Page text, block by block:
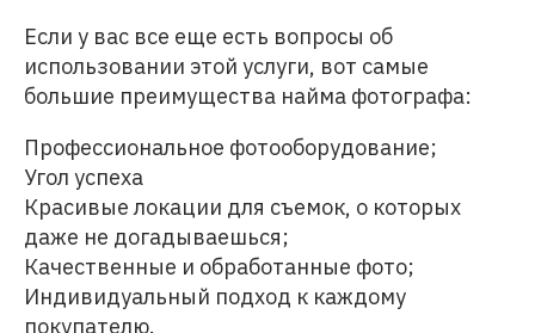
Если у вас все еще есть вопросы об
использовании этой услуги, вот самые
большие преимущества найма фотографа:
Профессиональное фотооборудование;
Угол успеха
Красивые локации для съемок, о которых
даже не догадываешься;
Качественные и обработанные фото;
Индивидуальный подход к каждому
покупателю.